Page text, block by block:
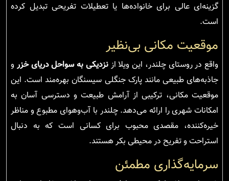
گزینه‌ای عالی برای خانواده‌ها یا تعطیلات تفریحی تبدیل کرده
است.
موقعیت مکانی بی‌نظیر
واقع در روستای چلندر، این ویلا ازنزدیکی به سواحل دریای خزر و
جاذبه‌های طبیعی مانند پارک جنگلی سیسنگان بهره‌مند است. این
موقعیت مکانی، ترکیبی از آرامش طبیعت و دسترسی آسان به
امکانات شهری را ارائه می‌دهد. چلندر با آب‌وهوای مطبوع و مناظر
خیره‌کننده، مقصدی محبوب برای کسانی است که به دنبال
استراحت و تفریح در محیطی بکر هستند.
سرمایه‌گذاری مطمئن